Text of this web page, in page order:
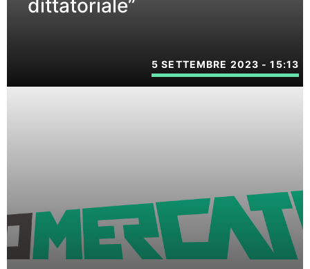
dittatoriale”
5 SETTEMBRE 2023 - 15:13